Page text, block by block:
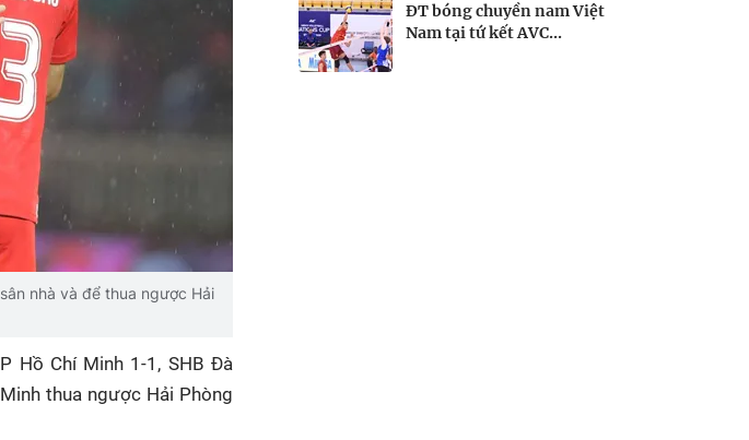
nhà và để thua ngược Hải
Hồ Chí Minh 1-1, SHB Đà
thua ngược Hải Phòng
ĐT bóng chuyền nam Việt
Nam tại tứ kết AVC...